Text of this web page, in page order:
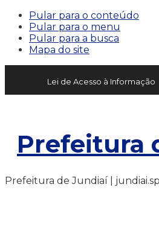
Pular para o conteúdo
Pular para o menu
Pular para a busca
Mapa do site
Lei de Acesso à Informação
Prefeitura
Prefeitura de Jundiaí |